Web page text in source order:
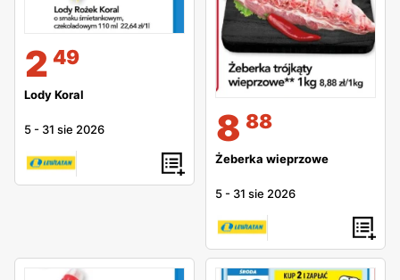
2 49
Lody Koral
5 - 31 sie 2026 8 88
Żeberka wieprzowe
5 - 31 sie 2026